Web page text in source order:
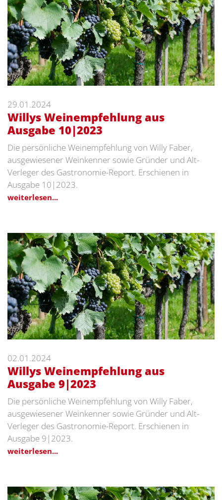
29.01.2024
Willys Weinempfehlung aus
Ausgabe 10|2023
Die persönliche Weinempfehlung von Willy Faber,
ausgewiesener Weinkenner sowie Gründer und Alt-
Verleger des Gastronomie-Report. Erschienen in
Ausgabe 10|2023.
weiterlesen...
02.01.2024
Willys Weinempfehlung aus
Ausgabe 9|2023
Die persönliche Weinempfehlung von Willy Faber,
ausgewiesener Weinkenner sowie Gründer und Alt-
Verleger des Gastronomie-Report. Erschienen in
Ausgabe 9|2023.
weiterlesen...